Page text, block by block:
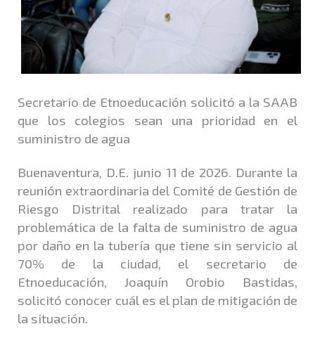
Secretario de Etnoeducación solicitó a la SAAB
que los colegios sean una prioridad en el
suministro de agua
Buenaventura, D.E. junio 11 de 2026. Durante la
reunión extraordinaria del Comité de Gestión de
Riesgo Distrital realizado para tratar la
problemática de la falta de suministro de agua
por daño en la tubería que tiene sin servicio al
70% de la ciudad, el secretario de
Etnoeducación, Joaquín Orobio Bastidas,
solicitó conocer cuál es el plan de mitigación de
la situación.